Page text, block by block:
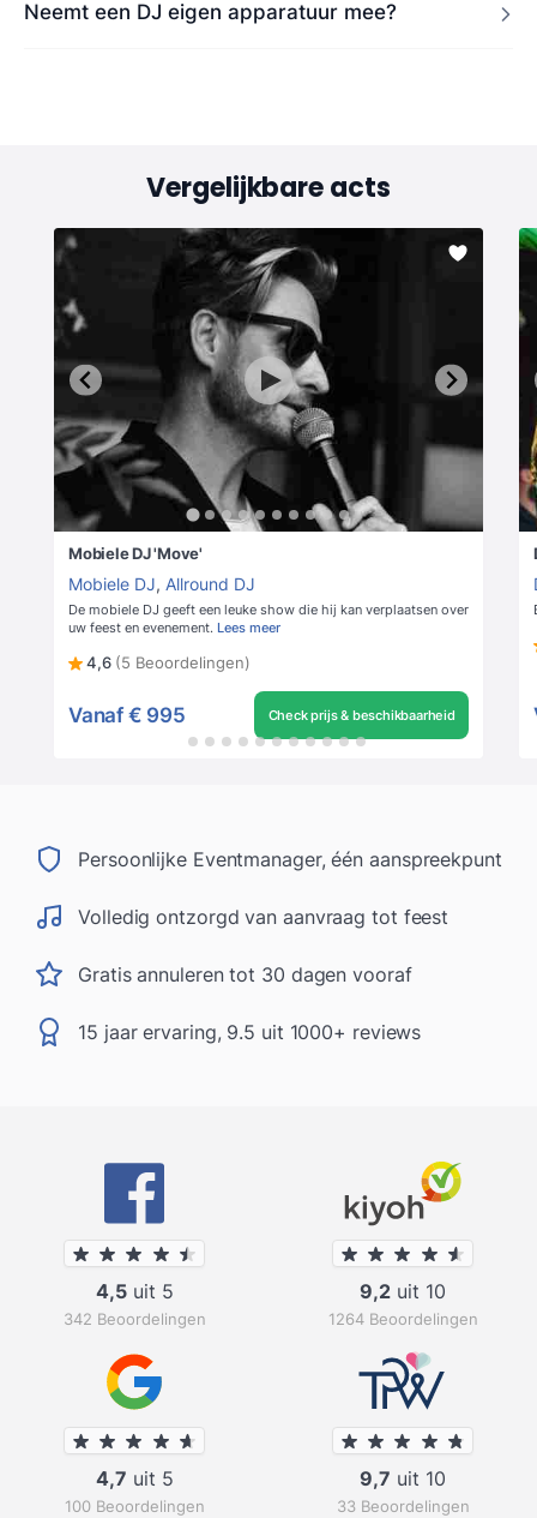
Neemt een DJ eigen apparatuur mee?
Vergelijkbare acts
Mobiele DJ 'Move'
Mobiele DJ, Allround DJ
De mobiele DJ geeft een leuke show die hij kan verplaatsen over
uw feest en evenement. Lees meer
4,6 (5 Beoordelingen)
Vanaf € 995 Check prijs & beschikbaarheid
Persoonlijke Eventmanager, één aanspreekpunt
Volledig ontzorgd van aanvraag tot feest
Gratis annuleren tot 30 dagen vooraf
15 jaar ervaring, 9.5 uit 1000+ reviews
4,5uit 5
342 Beoordelingen
9,2 uit 10
1264 Beoordelingen
4,7 uit 5
100 Beoordelingen
9,7 uit 10
33 Beoordelingen